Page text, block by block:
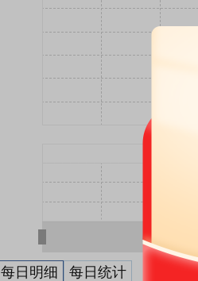
每日明细 每日统计